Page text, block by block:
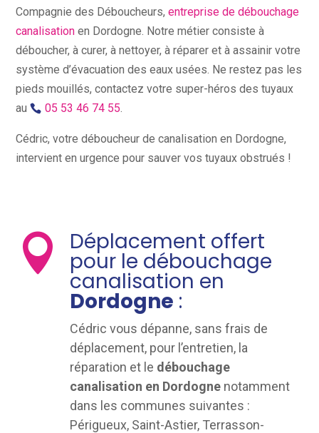
Compagnie des Déboucheurs,entreprise de débouchage
canalisation en Dordogne. Notre métier consiste à
déboucher, à curer, à nettoyer, à réparer et à assainir votre
système d’évacuation des eaux usées. Ne restez pas les
pieds mouillés, contactez votre super-héros des tuyaux
au
05 53 46 74 55
Cédric, votre déboucheur de canalisation en Dordogne,
intervient en urgence pour sauver vos tuyaux obstrués !
 Déplacement offert
pour le débouchage
canalisation en
Dordogne :
Cédric vous dépanne, sans frais de
déplacement, pour l’entretien, la
réparation et le débouchage
canalisation en Dordognenotamment
dans les communes suivantes :
Périgueux, Saint-Astier, Terrasson-